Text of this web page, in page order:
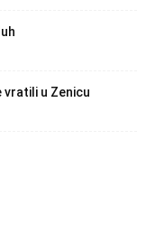
vratili u Zenicu